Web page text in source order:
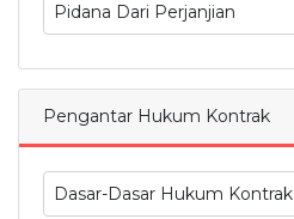
Pidana Dari Perjanjian
Pengantar Hukum Kontrak
Dasar-Dasar Hukum Kontrak